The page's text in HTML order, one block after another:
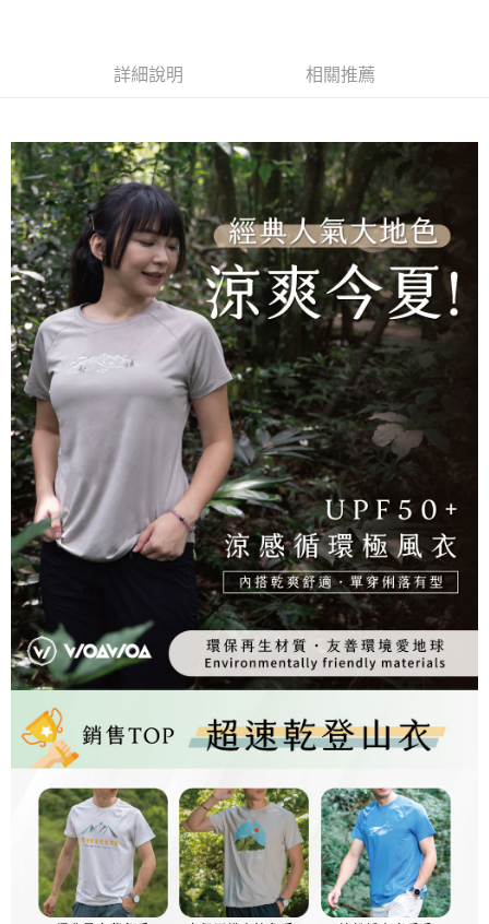
流程，驗證手機門號後，選擇欲分期的期數、繳款截止日，確認付款後即完
消。如遇「轉專審核」未通過狀況，表示未達大哥付你分期系統評分，恕無
法說明評估內容。
【繳款方式說明】
1.分期款項不併入電信帳單，「大哥付你分期」於每月結算日後寄送繳費提
醒簡訊。
2.透過簡訊連結打開帳單後，可選擇「超商條碼／台灣大直營門市／銀行轉
帳／街口支付／iPASS MONEY」等通路繳費。
【注意事項】
1.本服務係由「台灣大哥大股份有限公司」（以下簡稱本公司）所提供，讓
用戶於交易時，得透過本服務購買商品或服務，並由商店將買賣／分期付款
買賣價金債權讓與本公司後，依約使用本公司帳單繳交帳款。
2.基於同意付款使用「大哥付你分期」之契約關係目的，商店將以您的個人
資料（包含姓名、電話或地址）提供予台灣大哥大進項蒐集、處理及利用，
由本公司與您本人進行分期帳單所需資料之確認、核對及更正。
3.完整用戶服務條款，請詳閱以下連結：https://oppay.tw/userRule
【關於「AFTEE先享後付」】
１．簡單：不需註冊會員、不需綁卡、不需儲值。
２．便利：只要手機號碼，簡訊認證，即可結帳。
３．安心：先確認商品／服務後，再付款。
【「AFTEE先享後付」結帳流程】
１．於結帳方式選擇「AFTEE先享後付」後，將跳轉至「AFTEE先享後付」
結帳頁面，進行簡訊認證並確認金額後，即可完成結帳。
２．訂單成立數日內，您將收到繳費通知簡訊。
３．收到繳費通知簡訊後14天內，點擊此簡訊中的連結，可透過四大超商／
ATM／網路銀行／等多元方式進行付款，方視為交易完成。
※ 請注意：結帳手續完成當下不需立刻繳費，但若您需要取消訂單，請聯絡
購買商品的店家。未經商家同意取消之訂單仍視為有效，需透過AFTEE先享
後付繳納相關費用。
※ 交易是否成功請以「AFTEE先享後付 」之結帳頁面顯示為準，若有關於
是否繳費成功／繳費後需取消欲退款等相關疑問，請聯繫「AFTEE先享後付
客戶支援中心」
https://netprotections.freshdesk.com/support/home
【注意事項】
１．透過由恩沛科技股份有限公司提供之「AFTEE先享後付」服務完成之交
易，需依本服務之必要範圍內提供個人資料，並將交易相關給付款項請求債
權轉讓予恩沛科技股份有限公司。
２．關於個人資料處理事宜，請瀏覽以下網址：
https://aftee.tw/terms/#terms3
３．未成年的使用者請事先徵得法定代理人或監護人之同意方可使用
「AFTEE先享後付」，若未經同意申辦者引起之損失，本公司不負相關責
任。
４．使用「AFTEE先享後付」時，將依據個別帳號之用戶狀況，依本公司即
時審查核予不同之上限額度；若仍有額度不足之情形，本公司將視審查結果
請求用戶進行身份認證。
５．嚴禁一人註冊多個帳號或使用他人資訊註冊。若發現惡意使用之情形，
恩沛科技股份有限公司將有權停止該用戶之使用額度並採取法律行動。
運送方式
全家取貨付款
每筆NT$100，滿NT$1,000(含以上)免運費
付款後全家取貨
每筆NT$100，滿NT$1,000(含以上)免運費
7-11取貨付款
每筆NT$100，滿NT$1,000(含以上)免運費
付款後7-11取貨
每筆NT$100，滿NT$1,000(含以上)免運費
宅配
每筆NT$100，滿NT$1,000(含以上)免運費
順豐 查看運費
詳細說明 相關推薦